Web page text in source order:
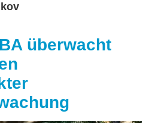
überwacht